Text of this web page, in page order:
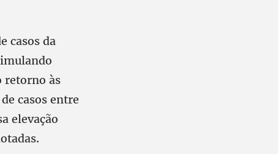
casos da
retorno às
casos entre
elevação